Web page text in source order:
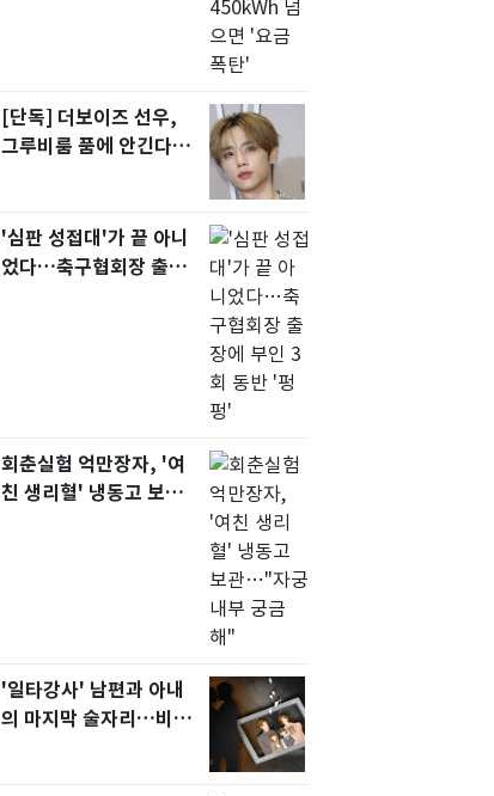
[단독] 더보이즈 선우,
그루비룸 품에 안긴다…
'심판 성접대'가 끝 아니
었다…축구협회장 출장
회춘실험 억만장자, '여
친 생리혈' 냉동고 보
'일타강사' 남편과 아내
의 마지막 술자리…비극